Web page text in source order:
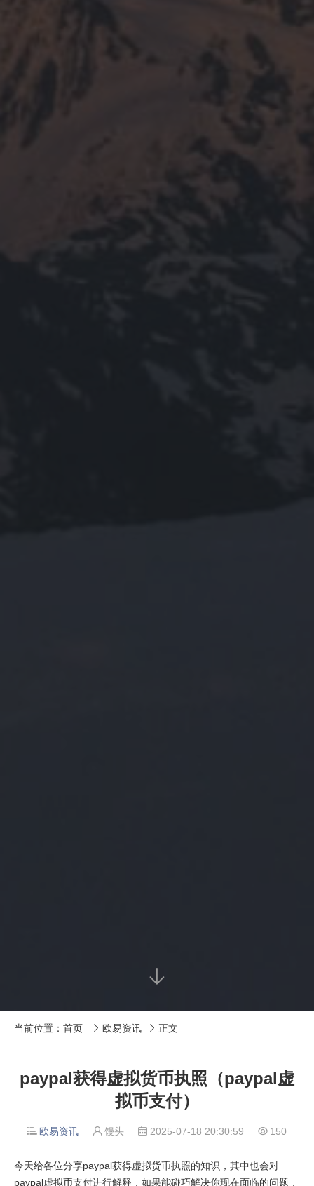

当前位置： 首页  欧易资讯  正文
paypal获得虚拟货币执照（paypal虚
拟币支付）
 欧易资讯  馒头  2025-07-18 20:30:59  150
今天给各位分享paypal获得虚拟货币执照的知识，其中也会对
paypal虚拟币支付进行解释，如果能碰巧解决你现在面临的问题，